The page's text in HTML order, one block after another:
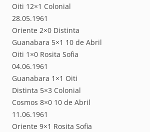
Oiti 12×1 Colonial
28.05.1961
Oriente 2×0 Distinta
Guanabara 5×1 10 de Abril
Oiti 1×0 Rosita Sofia
04.06.1961
Guanabara 1×1 Oiti
Distinta 5×3 Colonial
Cosmos 8×0 10 de Abril
11.06.1961
Oriente 9×1 Rosita Sofia